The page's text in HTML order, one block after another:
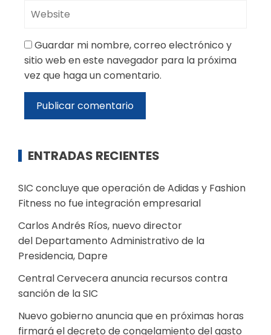
Guardar mi nombre, correo electrónico y
sitio web en este navegador para la próxima
vez que haga un comentario.
ENTRADAS RECIENTES
SIC concluye que operación de Adidas y Fashion
Fitness no fue integración empresarial
Carlos Andrés Ríos, nuevo director
del Departamento Administrativo de la
Presidencia, Dapre
Central Cervecera anuncia recursos contra
sanción de la SIC
Nuevo gobierno anuncia que en próximas horas
firmará el decreto de congelamiento del gasto